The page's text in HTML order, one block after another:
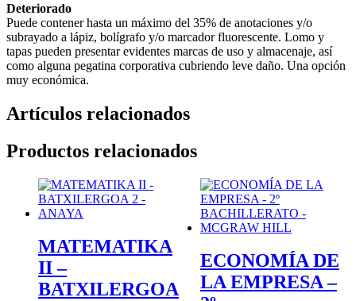
Deteriorado
Puede contener hasta un máximo del 35% de anotaciones y/o
subrayado a lápiz, bolígrafo y/o marcador fluorescente. Lomo y
tapas pueden presentar evidentes marcas de uso y almacenaje, así
como alguna pegatina corporativa cubriendo leve daño. Una opción
muy económica.
Artículos relacionados
Productos relacionados
MATEMATIKA
II –
BATXILERGOA
ECONOMÍA DE
LA EMPRESA –